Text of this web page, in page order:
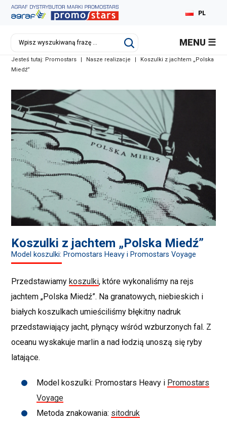
PL
MENU
Jesteś tutaj: Promostars | Nasze realizacje |
Koszulki z jachtem „Polska
Miedź”
Koszulki z jachtem „Polska Miedź”
Model koszulki: Promostars Heavy i Promostars Voyage
Przedstawiamykoszulki, które wykonaliśmy na rejs
jachtem „Polska Miedź”. Na granatowych, niebieskich i
białych koszulkach umieściliśmy błękitny nadruk
przedstawiający jacht, płynący wśród wzburzonych fal. Z
oceanu wyskakuje marlin a nad łodzią unoszą się ryby
latające.
Model koszulki: Promostars Heavy i Promostars
Voyage
Metoda znakowania: sitodruk